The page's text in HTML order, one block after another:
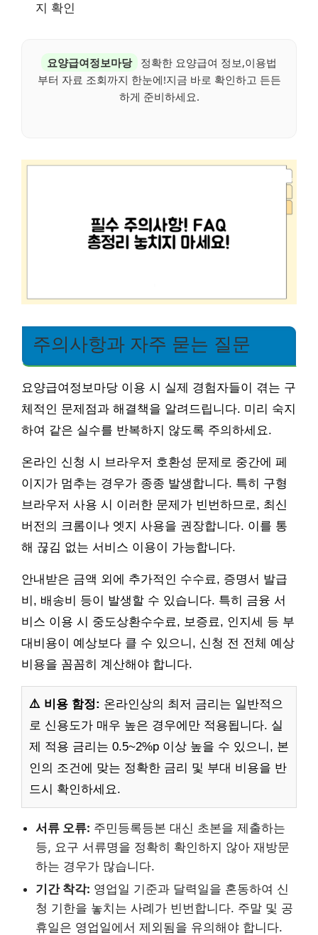
지 확인
요양급여정보마당
정확한 요양급여 정보,이용법
부터 자료 조회까지 한눈에!지금 바로 확인하고 든든
하게 준비하세요.
주의사항과 자주 묻는 질문
요양급여정보마당 이용 시 실제 경험자들이 겪는 구
체적인 문제점과 해결책을 알려드립니다. 미리 숙지
하여 같은 실수를 반복하지 않도록 주의하세요.
온라인 신청 시 브라우저 호환성 문제로 중간에 페
이지가 멈추는 경우가 종종 발생합니다. 특히 구형
브라우저 사용 시 이러한 문제가 빈번하므로, 최신
버전의 크롬이나 엣지 사용을 권장합니다. 이를 통
해 끊김 없는 서비스 이용이 가능합니다.
안내받은 금액 외에 추가적인 수수료, 증명서 발급
비, 배송비 등이 발생할 수 있습니다. 특히 금융 서
비스 이용 시 중도상환수수료, 보증료, 인지세 등 부
대비용이 예상보다 클 수 있으니, 신청 전 전체 예상
비용을 꼼꼼히 계산해야 합니다.
⚠️ 비용 함정: 온라인상의 최저 금리는 일반적으
로 신용도가 매우 높은 경우에만 적용됩니다. 실
제 적용 금리는 0.5~2%p 이상 높을 수 있으니, 본
인의 조건에 맞는 정확한 금리 및 부대 비용을 반
드시 확인하세요.
서류 오류: 주민등록등본 대신 초본을 제출하는
등, 요구 서류명을 정확히 확인하지 않아 재방문
하는 경우가 많습니다.
기간 착각: 영업일 기준과 달력일을 혼동하여 신
청 기한을 놓치는 사례가 빈번합니다. 주말 및 공
휴일은 영업일에서 제외됨을 유의해야 합니다.